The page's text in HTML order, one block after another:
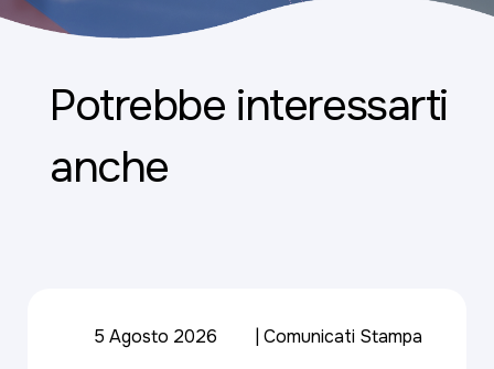
Potrebbe interessarti
anche
5 Agosto 2026 Comunicati Stampa